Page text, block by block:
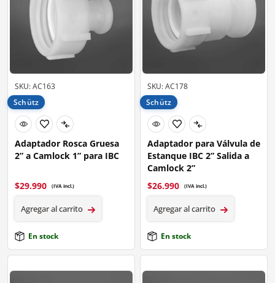
SKU: AC163
Schütz
Adaptador Rosca Gruesa
2” a Camlock 1” para IBC
$29.990 (IVA incl.)
Agregar al carrito
En stock
SKU: AC178
Schütz
Adaptador para Válvula de
Estanque IBC 2” Salida a
Camlock 2”
$26.990 (IVA incl.)
Agregar al carrito
En stock